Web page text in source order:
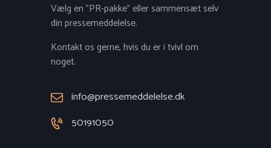
Vælg en "PR-pakke" eller sammensæt selv
din pressemeddelelse.
Kontakt os gerne, hvis du er i tvivl om
noget.
info@pressemeddelelse.dk
50191050